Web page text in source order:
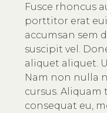
Fusce rhoncus
porttitor erat
accumsan sem
suscipit vel.
aliquet aliquet.
Nam non nulla
cursus. Aliquam
consequat eu,